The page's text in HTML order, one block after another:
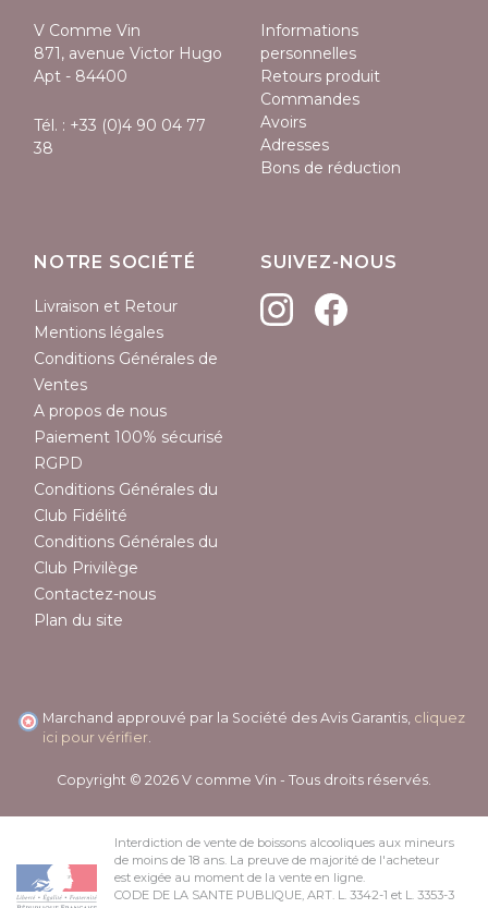
V Comme Vin
871, avenue Victor Hugo
Apt - 84400
Tél. : +33 (0)4 90 04 77
38
Informations
personnelles
Retours produit
Commandes
Avoirs
Adresses
Bons de réduction
NOTRE SOCIÉTÉ
Livraison et Retour
Mentions légales
Conditions Générales de
Ventes
A propos de nous
Paiement 100% sécurisé
RGPD
Conditions Générales du
Club Fidélité
Conditions Générales du
Club Privilège
Contactez-nous
Plan du site
SUIVEZ-NOUS
Marchand approuvé par la Société des Avis Garantis, cliquez
ici pour vérifier
Copyright © 2026 V comme Vin - Tous droits réservés.
Interdiction de vente de boissons alcooliques aux mineurs
de moins de 18 ans. La preuve de majorité de l'acheteur
est exigée au moment de la vente en ligne.
CODE DE LA SANTE PUBLIQUE, ART. L. 3342-1 et L. 3353-3